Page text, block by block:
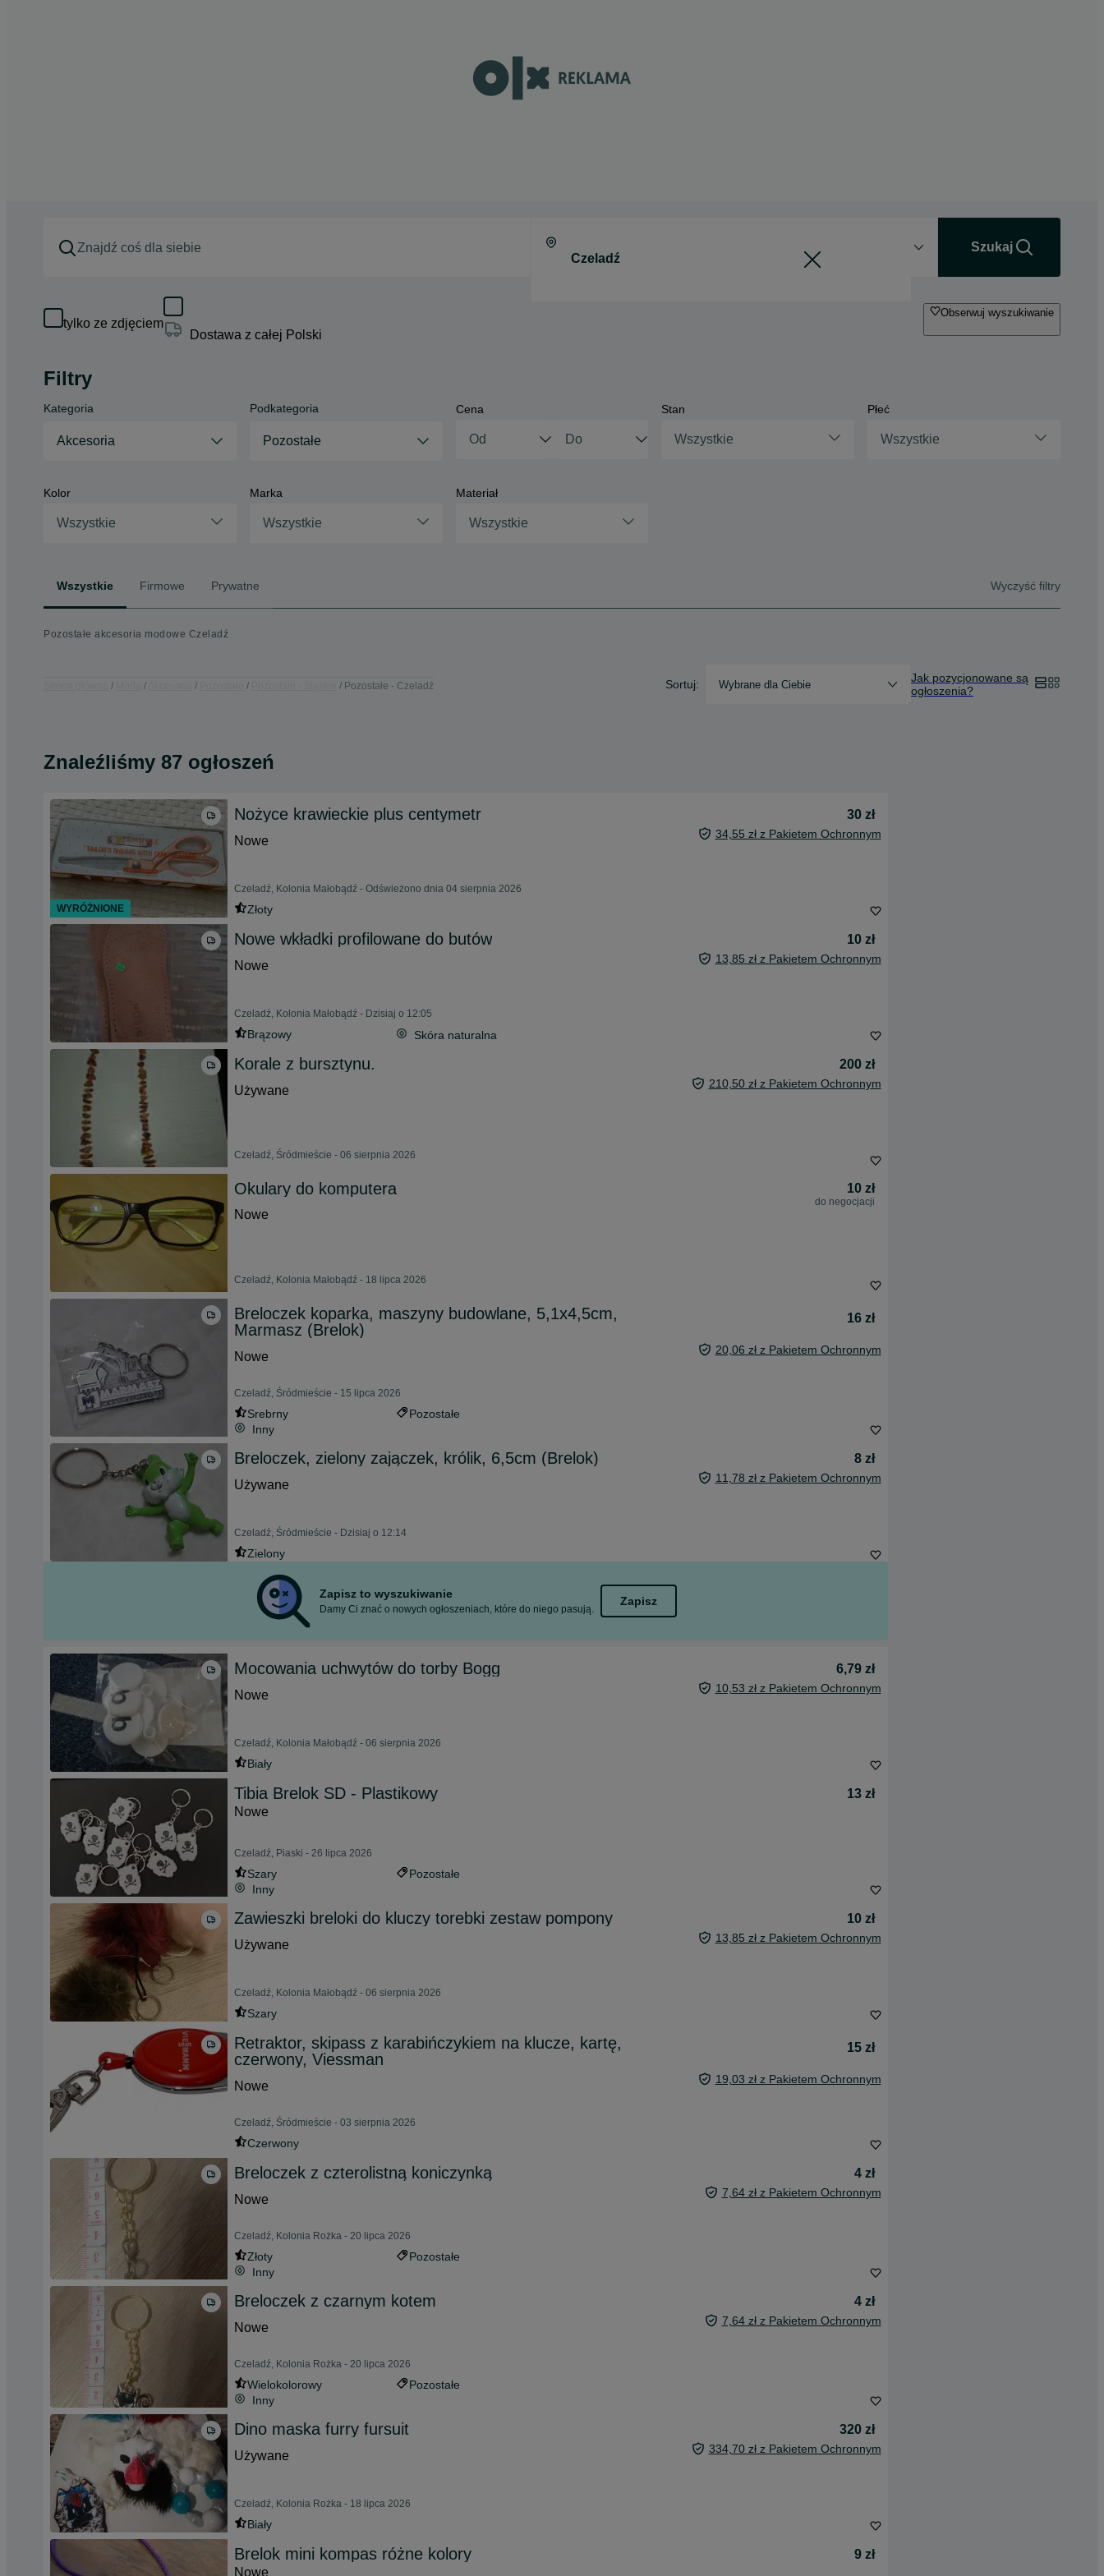
Szukaj
tylko ze zdjęciem
Dostawa z całej Polski
Obserwuj wyszukiwanie
Filtry
Kategoria
Akcesoria
Podkategoria
Pozostałe
Cena Stan
Wszystkie
Płeć
Wszystkie
Kolor
Wszystkie
Marka
Wszystkie
Materiał
Wszystkie
Wszystkie Firmowe Prywatne Wyczyść filtry
Pozostałe akcesoria modowe Czeladź
Pozostałe - Czeladź Sortuj: Wybrane dla Ciebie
Jak pozycjonowane są
ogłoszenia?
Znaleźliśmy 87 ogłoszeń
Nożyce krawieckie plus centymetr
30 zł
Nowe
34,55 zł z Pakietem Ochronnym
Czeladź, Kolonia Małobądź - Odświeżono dnia 04 sierpnia 2026
Złoty
Nowe wkładki profilowane do butów
10 zł
Nowe
13,85 zł z Pakietem Ochronnym
Czeladź, Kolonia Małobądź - Dzisiaj o 12:05
Brązowy Skóra naturalna
Korale z bursztynu.
200 zł
Używane
210,50 zł z Pakietem Ochronnym
Czeladź, Śródmieście - 06 sierpnia 2026
Okulary do komputera 10 zł
do negocjacji
Nowe
Czeladź, Kolonia Małobądź - 18 lipca 2026
Breloczek koparka, maszyny budowlane, 5,1x4,5cm,
Marmasz (Brelok)
16 zł
Nowe 20,06 zł z Pakietem Ochronnym
Czeladź, Śródmieście - 15 lipca 2026
Srebrny
Pozostałe
Inny
Breloczek, zielony zajączek, królik, 6,5cm (Brelok)
8 zł
Używane
11,78 zł z Pakietem Ochronnym
Czeladź, Śródmieście - Dzisiaj o 12:14
Zielony
Zapisz to wyszukiwanie
Damy Ci znać o nowych ogłoszeniach, które do niego pasują.
Zapisz
Mocowania uchwytów do torby Bogg
6,79 zł
Nowe
10,53 zł z Pakietem Ochronnym
Czeladź, Kolonia Małobądź - 06 sierpnia 2026
Biały
Tibia Brelok SD - Plastikowy
13 zł
Nowe
Czeladź, Piaski - 26 lipca 2026
Szary
Pozostałe
Inny
Zawieszki breloki do kluczy torebki zestaw pompony
10 zł
Używane
13,85 zł z Pakietem Ochronnym
Czeladź, Kolonia Małobądź - 06 sierpnia 2026
Szary
Retraktor, skipass z karabińczykiem na klucze, kartę,
czerwony, Viessman
15 zł
Nowe 19,03 zł z Pakietem Ochronnym
Czeladź, Śródmieście - 03 sierpnia 2026
Czerwony
Breloczek z czterolistną koniczynką
4 zł
Nowe
7,64 zł z Pakietem Ochronnym
Czeladź, Kolonia Rożka - 20 lipca 2026
Złoty
Pozostałe
Inny
Breloczek z czarnym kotem
4 zł
Nowe
7,64 zł z Pakietem Ochronnym
Czeladź, Kolonia Rożka - 20 lipca 2026
Wielokolorowy
Pozostałe
Inny
Dino maska furry fursuit
320 zł
Używane
334,70 zł z Pakietem Ochronnym
Czeladź, Kolonia Rożka - 18 lipca 2026
Biały
Brelok mini kompas różne kolory
9 zł
Nowe
WYRÓŻNIONE